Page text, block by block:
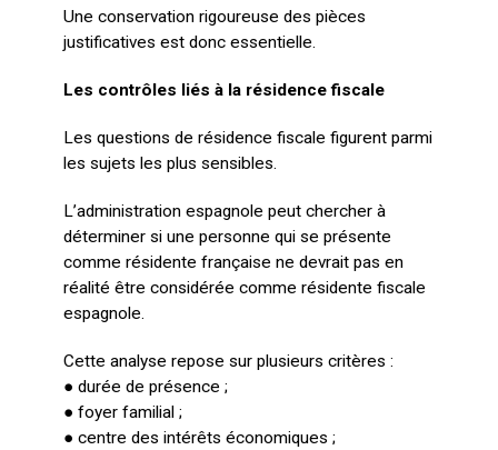
Une conservation rigoureuse des pièces
justificatives est donc essentielle.
Les contrôles liés à la résidence fiscale
Les questions de résidence fiscale figurent parmi
les sujets les plus sensibles.
L’administration espagnole peut chercher à
déterminer si une personne qui se présente
comme résidente française ne devrait pas en
réalité être considérée comme résidente fiscale
espagnole.
Cette analyse repose sur plusieurs critères :
● durée de présence ;
● foyer familial ;
● centre des intérêts économiques ;